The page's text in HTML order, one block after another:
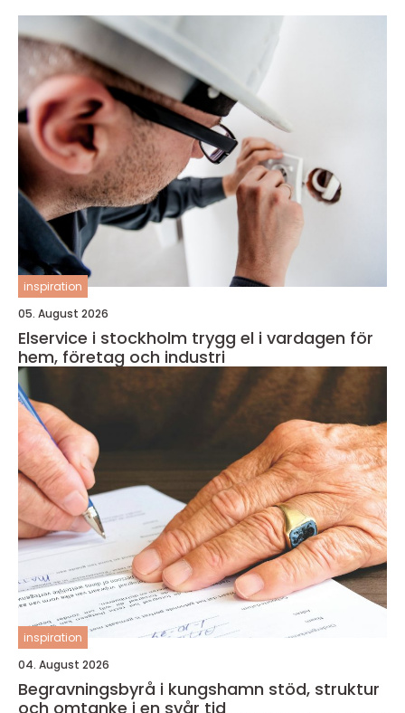
inspiration
05. August 2026
Elservice i stockholm trygg el i vardagen för
hem, företag och industri
inspiration
04. August 2026
Begravningsbyrå i kungshamn stöd, struktur
och omtanke i en svår tid